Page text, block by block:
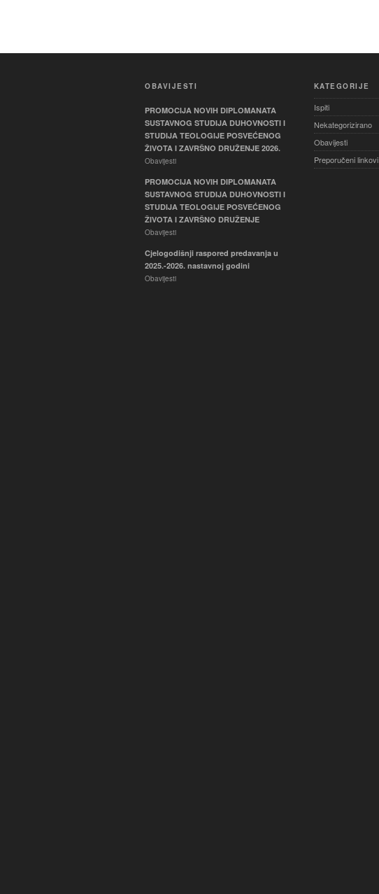
OBAVIJESTI
PROMOCIJA NOVIH DIPLOMANATA
SUSTAVNOG STUDIJA DUHOVNOSTI I
STUDIJA TEOLOGIJE POSVEĆENOG
ŽIVOTA I ZAVRŠNO DRUŽENJE 2026.
Obavijesti
PROMOCIJA NOVIH DIPLOMANATA
SUSTAVNOG STUDIJA DUHOVNOSTI I
STUDIJA TEOLOGIJE POSVEĆENOG
ŽIVOTA I ZAVRŠNO DRUŽENJE
Obavijesti
Cjelogodišnji raspored predavanja u
2025.-2026. nastavnoj godini
Obavijesti
KATEGORIJE
Ispiti
Nekategorizirano
Obavijesti
Preporučeni linkovi